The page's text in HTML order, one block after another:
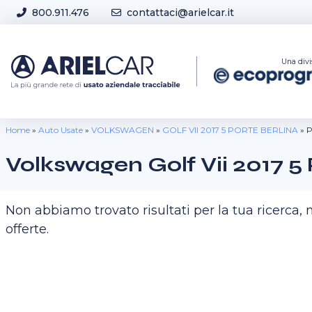
Skip to content
800.911.476
contattaci@arielcar.it
Una
Home » Auto Usate » VOLKSWAGEN » GOLF VII 2017 5 PORTE BERLINA »
Volkswagen Golf Vii 2017
Non abbiamo trovato risultati per la tua
offerte.